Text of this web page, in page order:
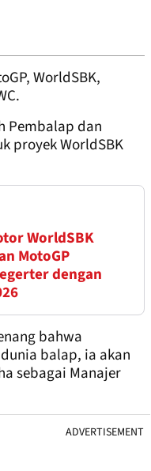
WorldSBK,
Pembalap dan
proyek WorldSBK
WorldSBK
MotoGP
dengan
bahwa
balap, ia akan
sebagai Manajer
ADVERTISEMENT